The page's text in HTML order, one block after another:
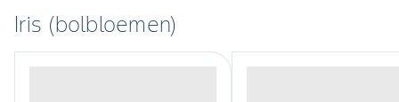
Iris (bolbloemen)